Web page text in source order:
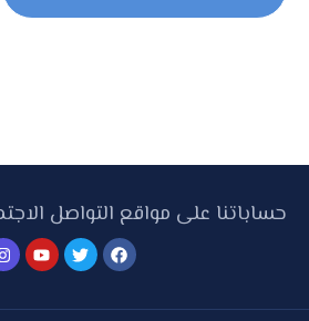
حساباتنا على مواقع التواصل